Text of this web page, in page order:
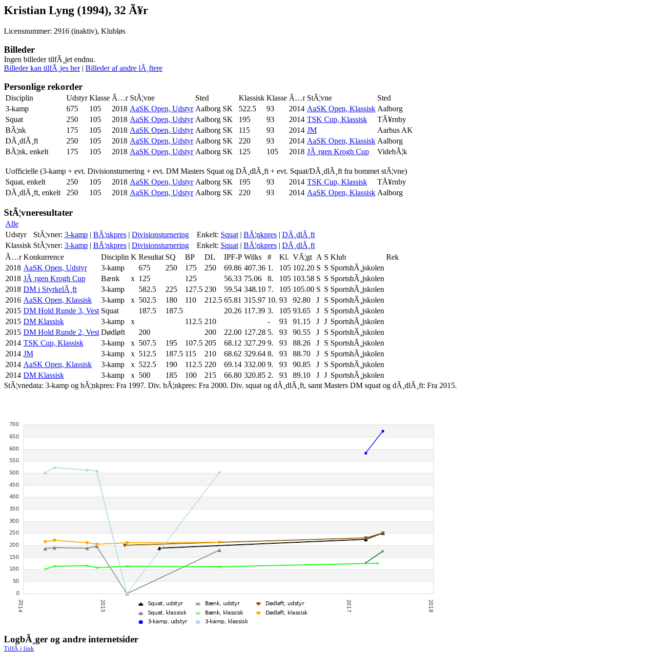
Kristian Lyng (1994), 32 Ã¥r
Licensnummer: 2916 (inaktiv), Klubløs
Billeder
Ingen billeder tilfÃ¸jet endnu.
Billeder kan tilfÃ¸jes her| Billeder af andre lÃ¸ftere
Personlige rekorder
Disciplin Udstyr Klasse Ã…r StÃ¦vne Sted Klassisk Klasse Ã…r StÃ¦vne
Sted
3-kamp
675 105 2018 AaSK Open, Udstyr Aalborg SK 522.5 93 2014 AaSK Open, Klassisk Aalborg
Squat
250 105 2018 AaSK Open, Udstyr Aalborg SK 195 93 2014 TSK Cup, Klassisk
TÃ¥rnby
BÃ¦nk
175 105 2018 AaSK Open, Udstyr Aalborg SK 115 93 2014 JM
Aarhus AK
DÃ¸dlÃ¸ft
250 105 2018 AaSK Open, Udstyr Aalborg SK 220 93 2014 AaSK Open, Klassisk Aalborg
BÃ¦nk, enkelt
175 105 2018 AaSK Open, Udstyr Aalborg SK 125 105 2018 JÃ¸rgen Krogh Cup VidebÃ¦k
Uofficielle (3-kamp + evt. Divisionsturnering + evt. DM Masters Squat og DÃ¸dlÃ¸ft + evt. Squat/DÃ¸dlÃ¸ft fra bommet stÃ¦vne)
Squat, enkelt
250 105 2018 AaSK Open, Udstyr Aalborg SK 195 93 2014 TSK Cup, Klassisk
TÃ¥rnby
DÃ¸dlÃ¸ft, enkelt
250 105 2018 AaSK Open, Udstyr Aalborg SK 220 93 2014 AaSK Open, Klassisk Aalborg
StÃ¦vneresultater
Alle
Udstyr
StÃ¦vner: 3-kamp | BÃ¦nkpres | Divisionsturnering Enkelt: Squat | BÃ¦nkpres | DÃ¸dlÃ¸ft
Klassisk StÃ¦vner: 3-kamp | BÃ¦nkpres | Divisionsturnering Enkelt: Squat | BÃ¦nkpres | DÃ¸dlÃ¸ft
Ã…r Konkurrence Disciplin K Resultat SQ BP DL IPF-P Wilks # Kl. VÃ¦gt A S Klub
Rek
2018 AaSK Open, Udstyr 3-kamp 675 250 175 250 69.86 407.36 1. 105 102.20 S S SportshÃ¸jskolen
2018 JÃ¸rgen Krogh Cup Bænk x 125 125 56.33 75.06 8. 105 103.58 S S SportshÃ¸jskolen
2018 DM i StyrkelÃ¸ft 3-kamp 582.5 225 127.5 230 59.54 348.10 7. 105 105.00 S S SportshÃ¸jskolen
2016 AaSK Open, Klassisk 3-kamp x 502.5 180 110 212.5 65.81 315.97 10. 93 92.80 J S SportshÃ¸jskolen
2015 DM Hold Runde 3, Vest Squat 187.5 187.5 20.26 117.39 3. 105 93.65 J S SportshÃ¸jskolen
2015 DM Klassisk 3-kamp x 112.5 210 - 93 91.15 J J SportshÃ¸jskolen
2015 DM Hold Runde 2, Vest Dødløft 200 200 22.00 127.28 5. 93 90.55 J S SportshÃ¸jskolen
2014 TSK Cup, Klassisk 3-kamp x 507.5 195 107.5 205 68.12 327.29 9. 93 88.26 J S SportshÃ¸jskolen
2014 JM 3-kamp x 512.5 187.5 115 210 68.62 329.64 8. 93 88.70 J S SportshÃ¸jskolen
2014 AaSK Open, Klassisk 3-kamp x 522.5 190 112.5 220 69.14 332.00 9. 93 90.85 J S SportshÃ¸jskolen
2014 DM Klassisk 3-kamp x 500 185 100 215 66.80 320.85 2. 93 89.10 J J SportshÃ¸jskolen
StÃ¦vnedata: 3-kamp og bÃ¦nkpres: Fra 1997. Div. bÃ¦nkpres: Fra 2000. Div. squat og dÃ¸dlÃ¸ft, samt Masters DM squat og dÃ¸dlÃ¸ft: Fra 2015.
LogbÃ¸ger og andre internetsider
TilfÃ¸j link